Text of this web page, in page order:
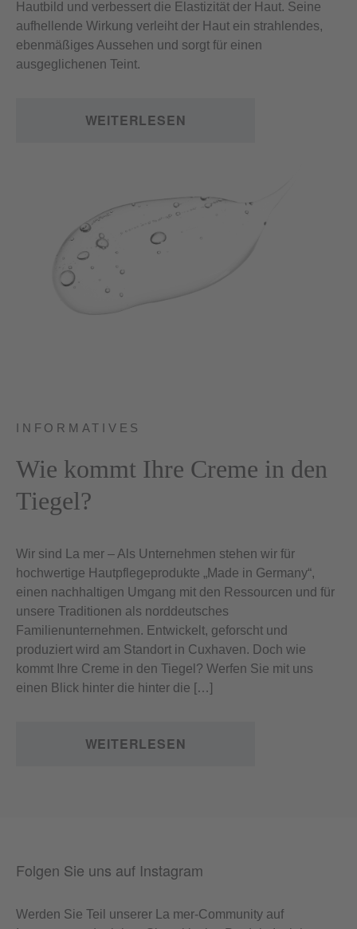
Hautbild und verbessert die Elastizität der Haut. Seine
aufhellende Wirkung verleiht der Haut ein strahlendes,
ebenmäßiges Aussehen und sorgt für einen
ausgeglichenen Teint.
WEITERLESEN
INFORMATIVES
Wie kommt Ihre Creme in den
Tiegel?
Wir sind La mer – Als Unternehmen stehen wir für
hochwertige Hautpflegeprodukte „Made in Germany“,
einen nachhaltigen Umgang mit den Ressourcen und für
unsere Traditionen als norddeutsches
Familienunternehmen. Entwickelt, geforscht und
produziert wird am Standort in Cuxhaven. Doch wie
kommt Ihre Creme in den Tiegel? Werfen Sie mit uns
einen Blick hinter die hinter die […]
WEITERLESEN
Folgen Sie uns auf Instagram
Werden Sie Teil unserer La mer-Community auf